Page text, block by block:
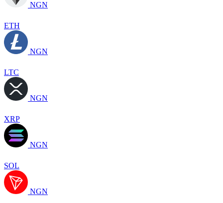
NGN
ETH
NGN
LTC
NGN
XRP
NGN
SOL
NGN